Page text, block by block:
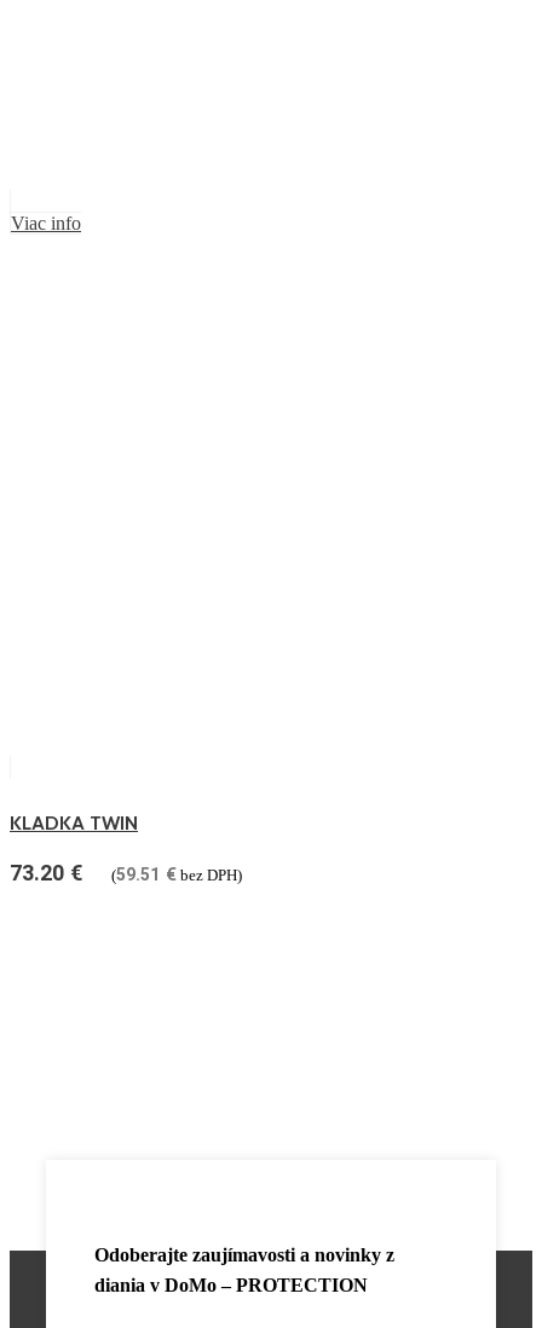
Viac info
KLADKA TWIN
73.20 € (59.51 € bez DPH)
Odoberajte zaujímavosti a novinky z
diania v DoMo – PROTECTION